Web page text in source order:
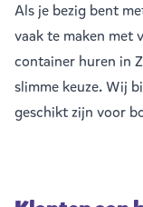
Als je bezig bent
vaak te maken met
container huren in
slimme keuze. Wij
geschikt zijn voor